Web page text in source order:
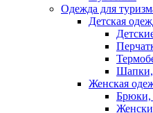
Одежда для
Детская
Шапки,
Женская
Брюки,